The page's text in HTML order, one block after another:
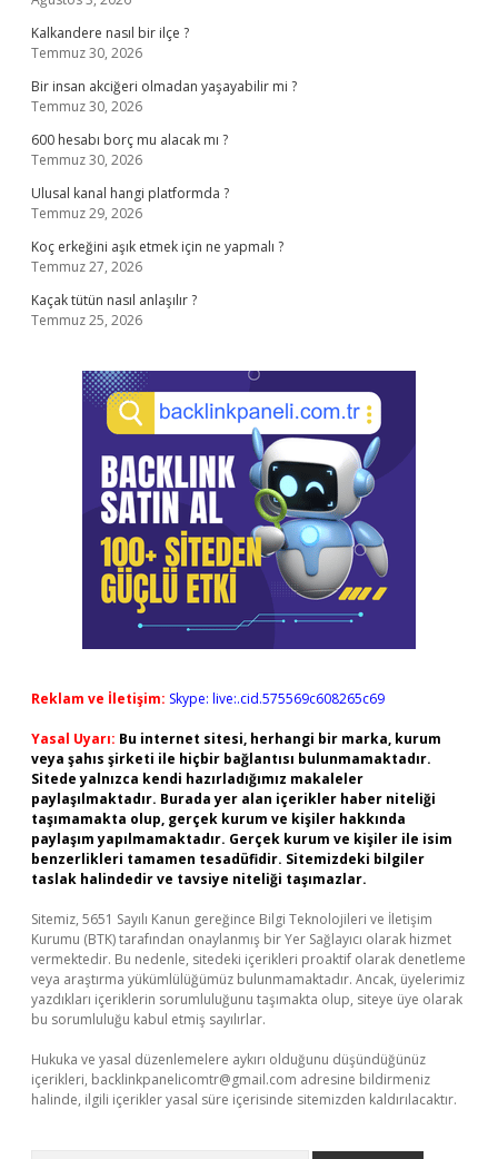
Kalkandere nasıl bir ilçe ?
Temmuz 30, 2026
Bir insan akciğeri olmadan yaşayabilir mi ?
Temmuz 30, 2026
600 hesabı borç mu alacak mı ?
Temmuz 30, 2026
Ulusal kanal hangi platformda ?
Temmuz 29, 2026
Koç erkeğini aşık etmek için ne yapmalı ?
Temmuz 27, 2026
Kaçak tütün nasıl anlaşılır ?
Temmuz 25, 2026
Reklam ve İletişim: Skype: live:.cid.575569c608265c69
Yasal Uyarı: Bu internet sitesi, herhangi bir marka, kurum
veya şahıs şirketi ile hiçbir bağlantısı bulunmamaktadır.
Sitede yalnızca kendi hazırladığımız makaleler
paylaşılmaktadır. Burada yer alan içerikler haber niteliği
taşımamakta olup, gerçek kurum ve kişiler hakkında
paylaşım yapılmamaktadır. Gerçek kurum ve kişiler ile isim
benzerlikleri tamamen tesadüfidir. Sitemizdeki bilgiler
taslak halindedir ve tavsiye niteliği taşımazlar.
Sitemiz, 5651 Sayılı Kanun gereğince Bilgi Teknolojileri ve İletişim
Kurumu (BTK) tarafından onaylanmış bir Yer Sağlayıcı olarak hizmet
vermektedir. Bu nedenle, sitedeki içerikleri proaktif olarak denetleme
veya araştırma yükümlülüğümüz bulunmamaktadır. Ancak, üyelerimiz
yazdıkları içeriklerin sorumluluğunu taşımakta olup, siteye üye olarak
bu sorumluluğu kabul etmiş sayılırlar.
Hukuka ve yasal düzenlemelere aykırı olduğunu düşündüğünüz
içerikleri, backlinkpanelicomtr@gmail.com adresine bildirmeniz
halinde, ilgili içerikler yasal süre içerisinde sitemizden kaldırılacaktır.